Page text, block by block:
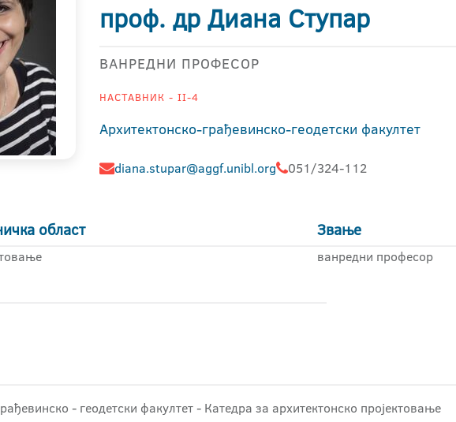
проф. др Диана Ступар
ВАНРЕДНИ ПРОФЕСОР
НАСТАВНИК - II-4
Архитектонско-грађевинско-геодетски факултет
diana.stupar@aggf.unibl.org 051/324-112
област Звање
ванредни професор
- геодетски факултет - Катедра за архитектонско пројектовање